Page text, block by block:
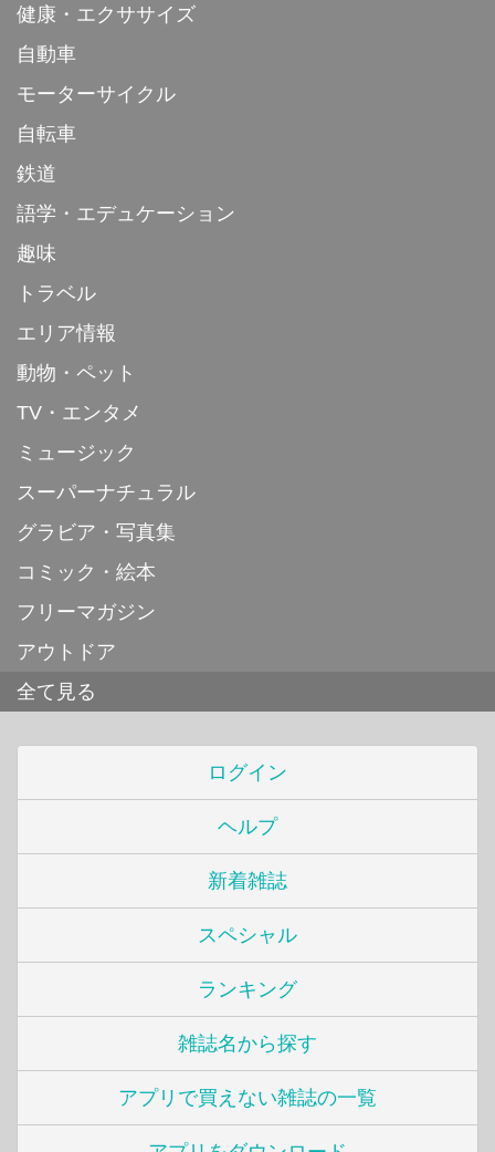
健康・エクササイズ
自動車
モーターサイクル
自転車
鉄道
語学・エデュケーション
趣味
トラベル
エリア情報
動物・ペット
TV・エンタメ
ミュージック
スーパーナチュラル
グラビア・写真集
コミック・絵本
フリーマガジン
アウトドア
全て見る
ログイン
ヘルプ
新着雑誌
スペシャル
ランキング
雑誌名から探す
アプリで買えない雑誌の一覧